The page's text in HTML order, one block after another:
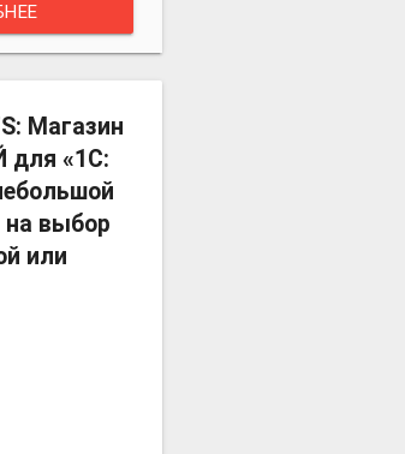
more_vert
Магазин
для «1С:
на выбор
или